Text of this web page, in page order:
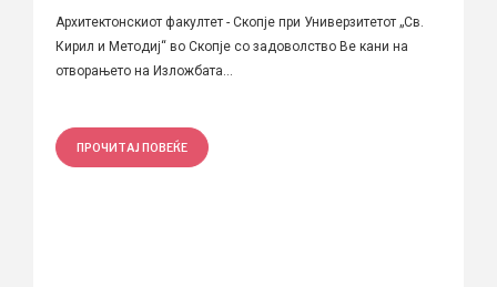
Архитектонскиот факултет - Скопје при Универзитетот „Св.
Кирил и Методиј“ во Скопје со задоволство Ве кани на
отворањето на Изложбата...
ПРОЧИТАЈ ПОВЕЌЕ